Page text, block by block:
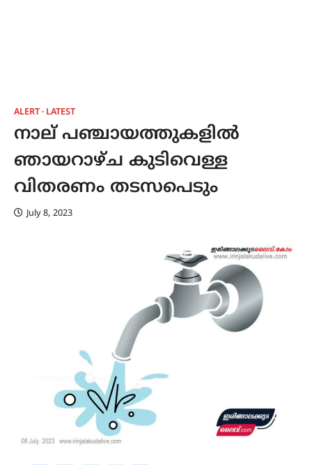
ALERT LATEST
നാല് പഞ്ചായത്തുകളിൽ
ഞായറാഴ്ച കുടിവെള്ള
വിതരണം തടസപെടും
July 8, 2023